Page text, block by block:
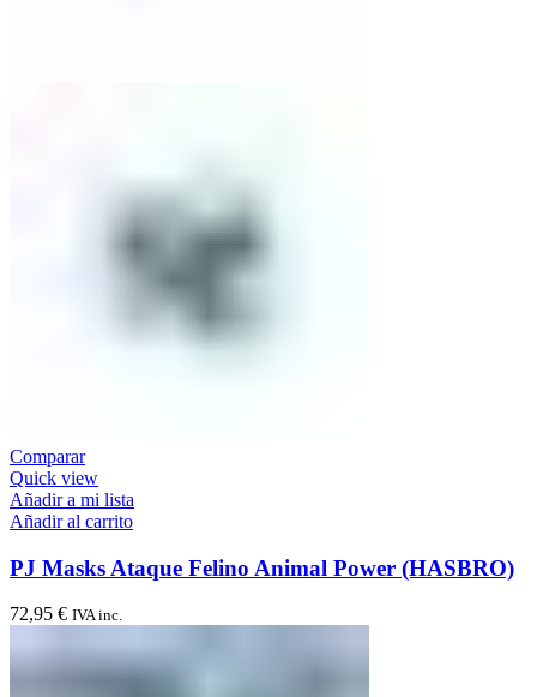
Comparar
Quick view
Añadir a mi lista
Añadir al carrito
PJ Masks Ataque Felino Animal Power (HASBRO)
72,95 € IVA inc.